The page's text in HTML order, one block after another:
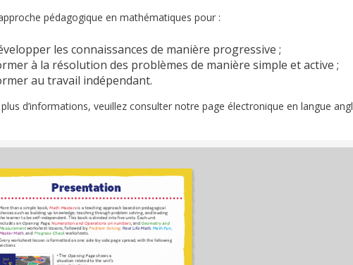
pédagogique en mathématiques pour :
les connaissances de manière progressive ;
à la résolution des problèmes de manière simple et active ;
au travail indépendant.
d’informations, veuillez consulter notre page électronique en langue